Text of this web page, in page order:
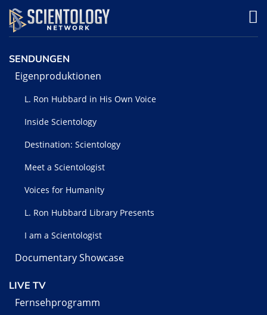
ANSEHEN
SENDUNGEN
Eigenproduktionen
L. Ron Hubbard in His Own Voice
Inside Scientology
Destination: Scientology
Meet a Scientologist
Voices for Humanity
L. Ron Hubbard Library Presents
I am a Scientologist
Documentary Showcase
LIVE TV
Fernsehprogramm